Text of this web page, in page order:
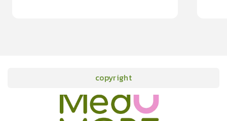
copyright
onlineCourses academicConferencesnewsinfographic